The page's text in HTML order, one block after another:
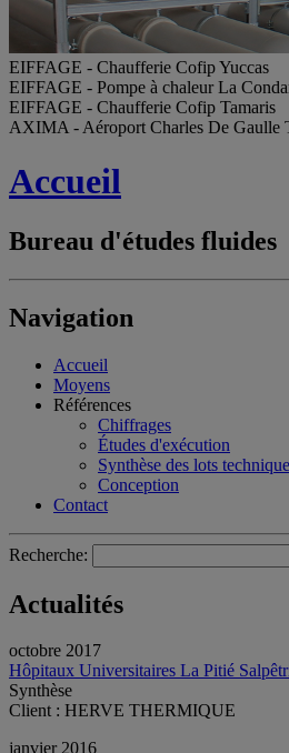
EIFFAGE - Chaufferie Cofip Yuccas
EIFFAGE - Pompe à chaleur La
EIFFAGE - Chaufferie Cofip Tamaris
AXIMA - Aéroport Charles De Gaulle
Accueil
Bureau d'études fluides
Navigation
Accueil
Moyens
Références
Chiffrages
Études d'exécution
Synthèse des lots
Conception
Contact
Recherche:
Actualités
octobre 2017
Hôpitaux Universitaires La Pitié
Synthèse
Client : HERVE THERMIQUE
janvier 2016